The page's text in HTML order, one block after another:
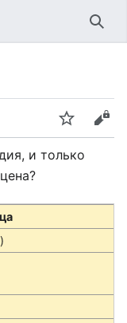
Следить
и только